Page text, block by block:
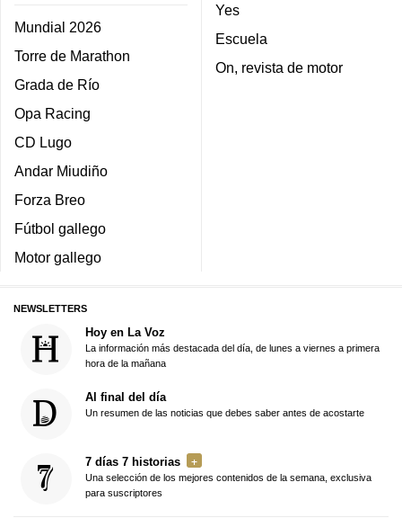
Mundial 2026
Torre de Marathon
Grada de Río
Opa Racing
CD Lugo
Andar Miudiño
Forza Breo
Fútbol gallego
Motor gallego
Yes
Escuela
On, revista de motor
NEWSLETTERS
Hoy en La Voz
La información más destacada del día, de lunes a viernes a primera
hora de la mañana
Al final del día
Un resumen de las noticias que debes saber antes de acostarte
7 días 7 historias
Una selección de los mejores contenidos de la semana, exclusiva
para suscriptores